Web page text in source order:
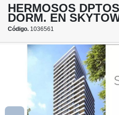
HERMOSOS
DORM. EN
Código. 1036561